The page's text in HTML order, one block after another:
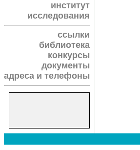
институт
исследования
ссылки
библиотека
конкурсы
документы
адреса и телефоны